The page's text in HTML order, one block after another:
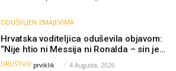
ODUŠVLJEN ZMAJEVIMA
Hrvatska voditeljica oduševila objavom:
“Nije htio ni Messija ni Ronalda – sin je
želio samo dres Bosne”
DRUŠTVO prviklik - 4 Augusta, 2026